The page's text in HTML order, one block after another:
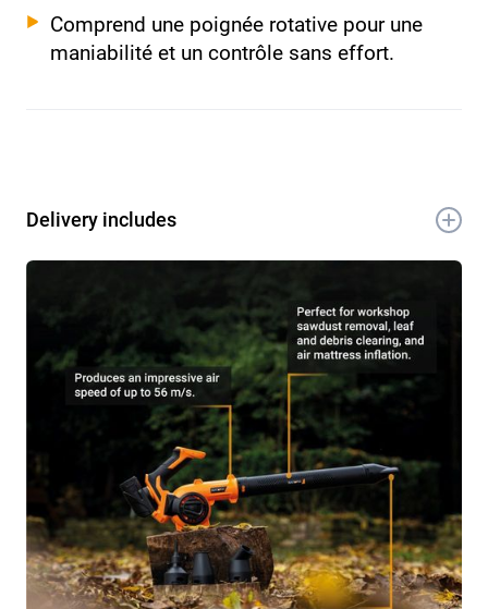
Comprend une poignée rotative pour une
maniabilité et un contrôle sans effort.
Delivery includes
1x Tube d'extension
1x Buse courbée
1x Buse ronde
1x Buse plate
1x Buse gonflable
1x Manuel
1x Carte de garantie